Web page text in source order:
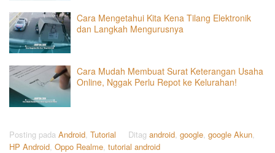
Cara Mengetahui Kita Kena Tilang Elektronik
dan Langkah Mengurusnya
Cara Mudah Membuat Surat Keterangan Usaha
Online, Nggak Perlu Repot ke Kelurahan!
Posting pada Android Tutorial Ditag android google google Akun
HP Android Oppo Realme tutorial android